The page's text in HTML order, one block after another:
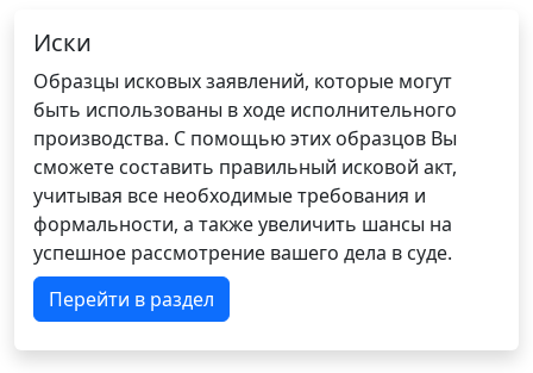
Иски
Образцы исковых заявлений, которые могут
быть использованы в ходе исполнительного
производства. С помощью этих образцов Вы
сможете составить правильный исковой акт,
учитывая все необходимые требования и
формальности, а также увеличить шансы на
успешное рассмотрение вашего дела в суде.
Перейти в раздел